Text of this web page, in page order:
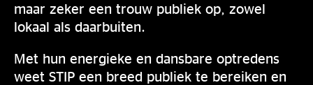
maar zeker een trouw publiek op, zowel
lokaal als daarbuiten.
Met hun energieke en dansbare optredens
weet STIP een breed publiek te bereiken en